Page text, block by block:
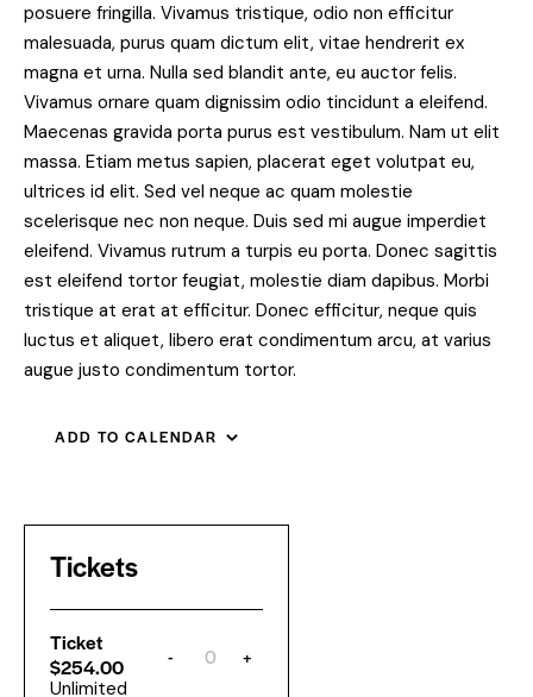
posuere fringilla. Vivamus tristique, odio non efficitur
malesuada, purus quam dictum elit, vitae hendrerit ex
magna et urna. Nulla sed blandit ante, eu auctor felis.
Vivamus ornare quam dignissim odio tincidunt a eleifend.
Maecenas gravida porta purus est vestibulum. Nam ut elit
massa. Etiam metus sapien, placerat eget volutpat eu,
ultrices id elit. Sed vel neque ac quam molestie
scelerisque nec non neque. Duis sed mi augue imperdiet
eleifend. Vivamus rutrum a turpis eu porta. Donec sagittis
est eleifend tortor feugiat, molestie diam dapibus. Morbi
tristique at erat at efficitur. Donec efficitur, neque quis
luctus et aliquet, libero erat condimentum arcu, at varius
augue justo condimentum tortor.
ADD TO CALENDAR
Tickets
Ticket
$254.00
Unlimited
- Q +